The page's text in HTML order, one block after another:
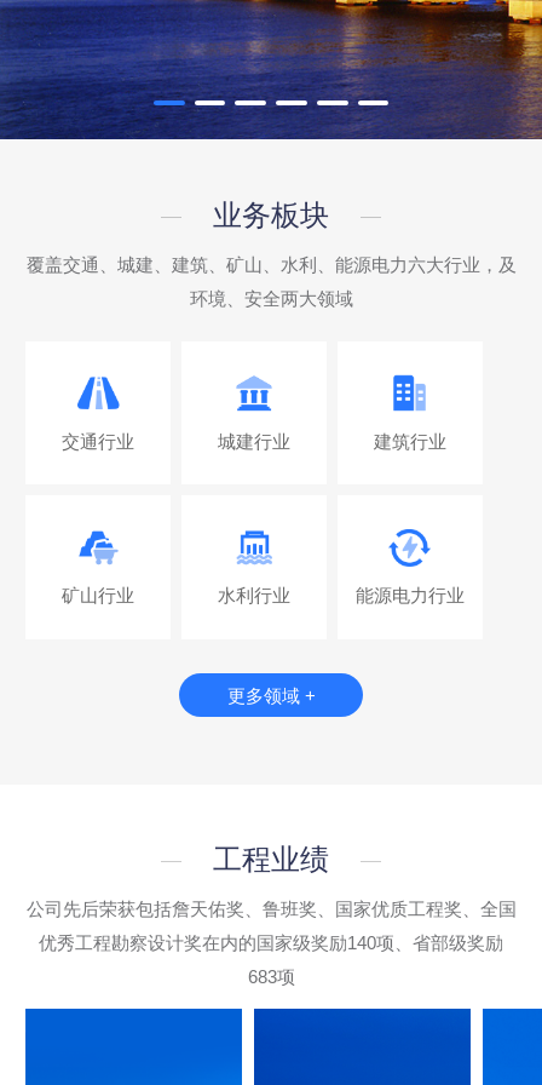
业务板块
覆盖交通、城建、建筑、矿山、水利、能源电力六大行业，及
环境、安全两大领域
交通行业 城建行业 建筑行业
矿山行业 水利行业 能源电力行业
更多领域 +
工程业绩
公司先后荣获包括詹天佑奖、鲁班奖、国家优质工程奖、全国
优秀工程勘察设计奖在内的国家级奖励140项、省部级奖励
683项